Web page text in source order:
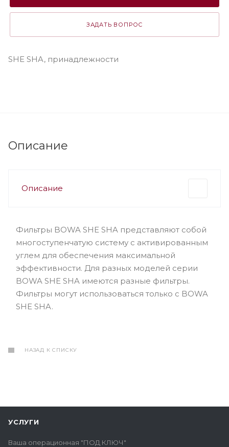
ЗАДАТЬ ВОПРОС
SHE SHA, принадлежности
Описание
Описание
Фильтры BOWA SHE SHA представляют собой
многоступенчатую систему с активированным
углем для обеспечения максимальной
эффективности. Для разных моделей серии
BOWA SHE SHA имеются разные фильтры.
Фильтры могут использоваться только с BOWA
SHE SHA.
НАЗАД К СПИСКУ
УСЛУГИ
Ваша операционная "ПОД КЛЮЧ"